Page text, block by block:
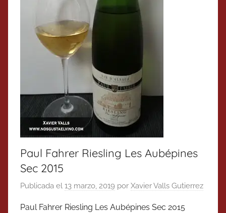
Paul Fahrer Riesling Les Aubépines
Sec 2015
Publicada el 13 marzo, 2019 por Xavier Valls Gutierrez
Paul Fahrer Riesling Les Aubépines Sec 2015